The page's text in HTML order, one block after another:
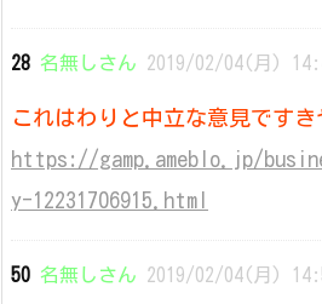
28 名無しさん 2019/02/04(月)
これはわりと中立な意見ですき
https://gamp.ameblo.jp/
y-12231706915.html
50 名無しさん 2019/02/04(月)